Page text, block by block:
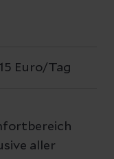
Euro/Tag
aller